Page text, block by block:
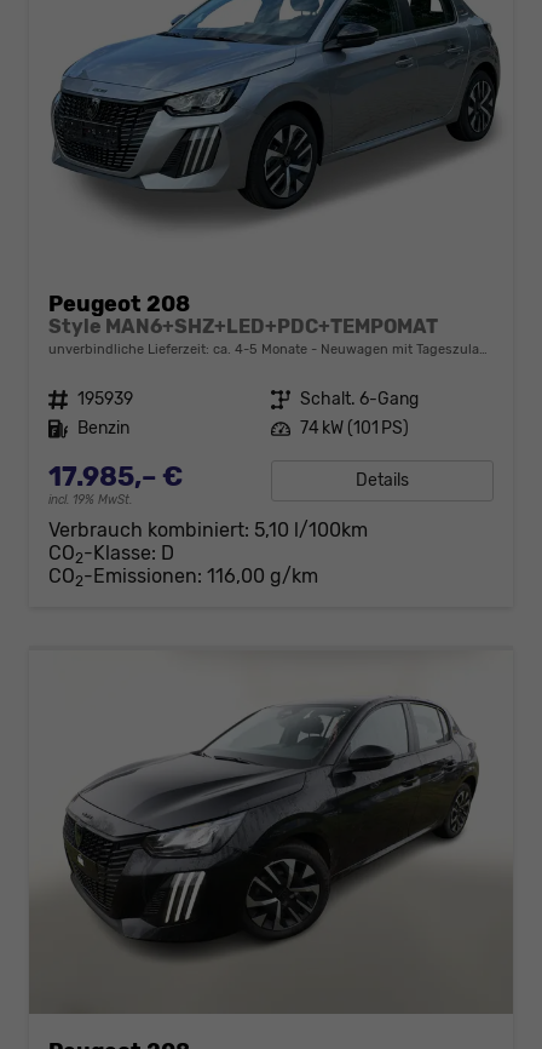
Peugeot 208
Style MAN6+SHZ+LED+PDC+TEMPOMAT
unverbindliche Lieferzeit: ca. 4-5 Monate Neuwagen mit Tageszulassung
Fahrzeugnr. 195939 Getriebe Schalt. 6-Gang
Kraftstoff Benzin Leistung 74 kW (101 PS)
17.985,– €
incl. 19% MwSt.
Details
Verbrauch kombiniert: 5,10 l/100km
CO2-Klasse: D
CO2-Emissionen: 116,00 g/km